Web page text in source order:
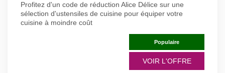
Profitez d'un code de réduction Alice Délice sur une
sélection d'ustensiles de cuisine pour équiper votre
cuisine à moindre coût
Populaire
VOIR L'OFFRE